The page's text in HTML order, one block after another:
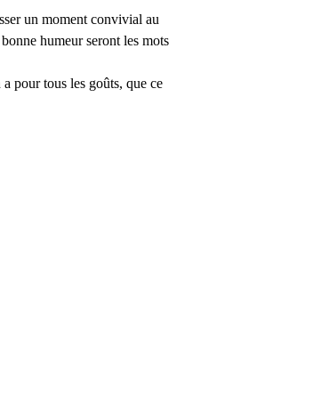
un moment convivial au
humeur seront les mots
pour tous les goûts, que ce